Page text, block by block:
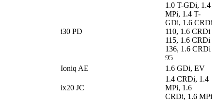
i30 PD
1.0 T-GDi, 1.4
MPi, 1.4 T-
GDi, 1.6 CRDi
110, 1.6 CRDi
115, 1.6 CRDi
136, 1.6 CRDi
95
Ioniq AE
1.6 GDi, EV
ix20 JC
1.4 CRDi, 1.4
MPi, 1.6
CRDi, 1.6 MPi